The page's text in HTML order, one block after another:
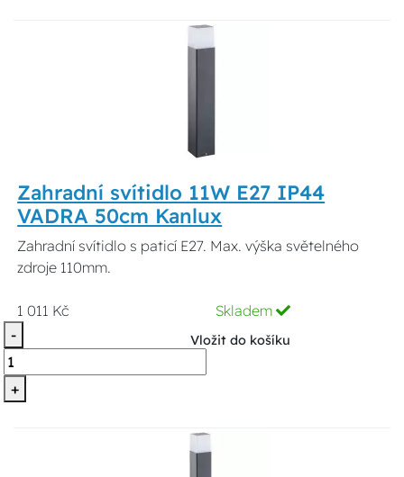
Zahradní svítidlo 11W E27 IP44
VADRA 50cm Kanlux
Zahradní svítidlo s paticí E27. Max. výška světelného
zdroje 110mm.
1 011 Kč
Skladem
-
+
Vložit do košíku